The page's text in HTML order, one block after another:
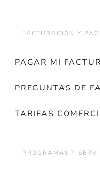
FACTURACIÓN Y
PAGAR MI
PREGUNTAS DE
TARIFAS
PROGRAMAS Y